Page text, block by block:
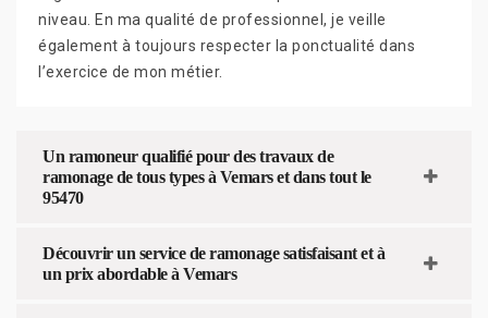
niveau. En ma qualité de professionnel, je veille
également à toujours respecter la ponctualité dans
l’exercice de mon métier.
Un ramoneur qualifié pour des travaux de
ramonage de tous types à Vemars et dans tout le
95470
Découvrir un service de ramonage satisfaisant et à
un prix abordable à Vemars